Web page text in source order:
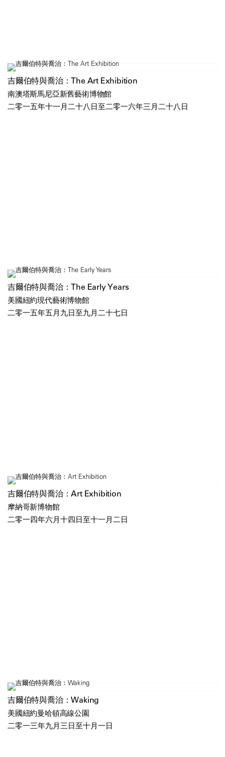
吉爾伯特與喬治：The Art Exhibition
南澳塔斯馬尼亞新舊藝術博物館
二零一五年十一月二十八日至二零一六年三月二十八日
吉爾伯特與喬治：The Early Years
美國紐約現代藝術博物館
二零一五年五月九日至九月二十七日
吉爾伯特與喬治：Art Exhibition
摩納哥新博物館
二零一四年六月十四日至十一月二日
吉爾伯特與喬治：Waking
美國紐約曼哈頓高線公園
二零一三年九月三日至十月一日